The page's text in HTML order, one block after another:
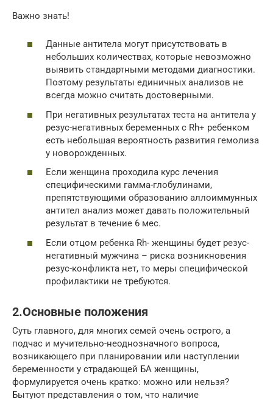
Важно знать!
Данные антитела могут присутствовать в
небольших количествах, которые невозможно
выявить стандартными методами диагностики.
Поэтому результаты единичных анализов не
всегда можно считать достоверными.
При негативных результатах теста на антитела у
резус-негативных беременных с Rh+ ребенком
есть небольшая вероятность развития гемолиза
у новорожденных.
Если женщина проходила курс лечения
специфическими гамма-глобулинами,
препятствующими образованию аллоиммунных
антител анализ может давать положительный
результат в течение 6 мес.
Если отцом ребенка Rh- женщины будет резус-
негативный мужчина – риска возникновения
резус-конфликта нет, то меры специфической
профилактики не требуются.
2.Основные положения
Суть главного, для многих семей очень острого, а
подчас и мучительно-неоднозначного вопроса,
возникающего при планировании или наступлении
беременности у страдающей БА женщины,
формулируется очень кратко: можно или нельзя?
Бытуют представления о том, что наличие